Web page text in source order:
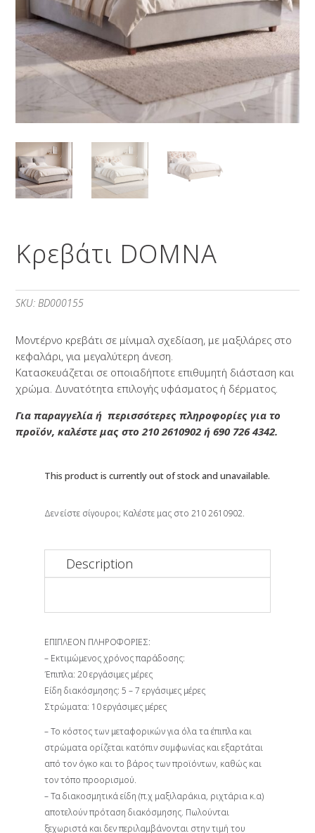
Κρεβάτι DOMNA
SKU:BD000155
Μοντέρνο κρεβάτι σε μίνιμαλ σχεδίαση, με μαξιλάρες στο
κεφαλάρι, για μεγαλύτερη άνεση.
Κατασκευάζεται σε οποιαδήποτε επιθυμητή διάσταση και
χρώμα. Δυνατότητα επιλογής υφάσματος ή δέρματος.
Για παραγγελία ή περισσότερες πληροφορίες για το
προϊόν, καλέστε μας στο 210 2610902 ή 690 726 4342.
This product is currently out of stock and unavailable.
Δεν είστε σίγουροι; Καλέστε μας στο 210 2610902.
Description
ΕΠΙΠΛΕΟΝ ΠΛΗΡΟΦΟΡΙΕΣ:
– Εκτιμώμενος χρόνος παράδοσης:
Έπιπλα: 20 εργάσιμες μέρες
Είδη διακόσμησης: 5 – 7 εργάσιμες μέρες
Στρώματα: 10 εργάσιμες μέρες
– Το κόστος των μεταφορικών για όλα τα έπιπλα και
στρώματα ορίζεται κατόπιν συμφωνίας και εξαρτάται
από τον όγκο και το βάρος των προϊόντων, καθώς και
τον τόπο προορισμού.
– Τα διακοσμητικά είδη (π.χ μαξιλαράκια, ριχτάρια κ.α)
αποτελούν πρόταση διακόσμησης. Πωλούνται
ξεχωριστά και δεν περιλαμβάνονται στην τιμή του